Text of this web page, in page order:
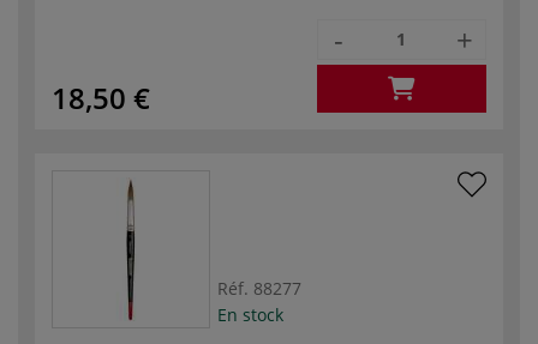
18,50 €
- +
Réf. 88277
En stock